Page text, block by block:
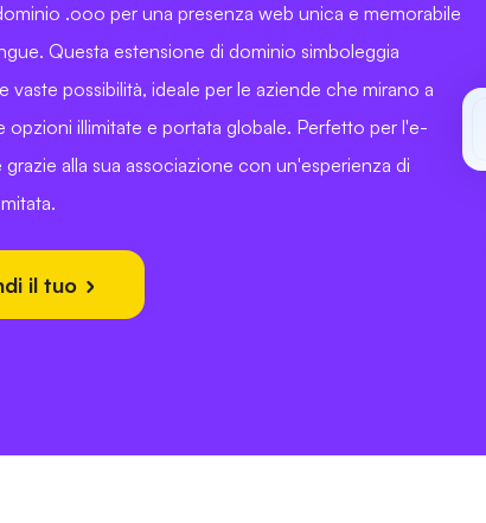
.ooo per una presenza web unica e memorabile
Questa estensione di dominio simboleggia
vaste possibilità, ideale per le aziende che mirano a
opzioni illimitate e portata globale. Perfetto per l'e-
alla sua associazione con un'esperienza di
il tuo